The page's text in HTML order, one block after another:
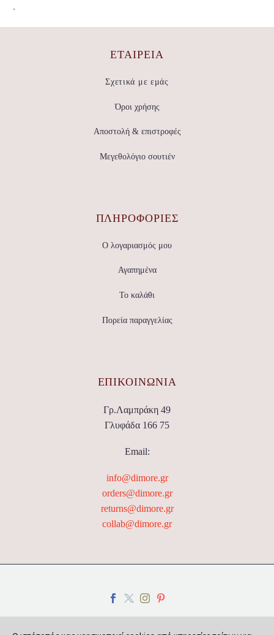
.
ΕΤΑΙΡΕΊΑ
Σχετικά με εμάς
Όροι χρήσης
Αποστολή & επιστροφές
Μεγεθολόγιο σουτιέν
ΠΛΗΡΟΦΟΡΙΕΣ
Ο λογαριασμός μου
Αγαπημένα
Το καλάθι
Πορεία παραγγελίας
ΕΠΙΚΟΙΝΩΝΊΑ
Γρ.Λαμπράκη 49
Γλυφάδα 166 75
Email:
info@dimore.gr
orders@dimore.gr
returns@dimore.gr
collab@dimore.gr